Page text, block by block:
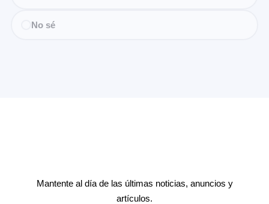
No sé
Mantente al día de las últimas noticias, anuncios y
artículos.